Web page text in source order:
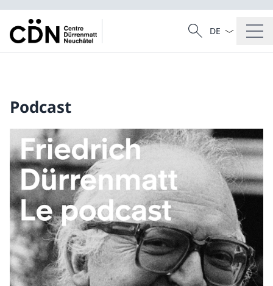
Recherche
Recherche
La langue
Podcast